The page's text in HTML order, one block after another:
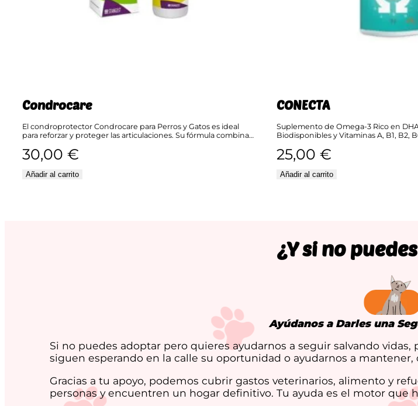
Condrocare
El condroprotector Condrocare para Perros y Gatos es ideal
para reforzar y proteger las articulaciones. Su fórmula combina…
30,00 €
Añadir al carrito
CONECTA
Suplemento de Omega-3 Rico en
Biodisponibles y Vitaminas A, B1, B2,
25,00 €
Añadir al carrito
¿Y si no
Ayúdanos a Darles una
Si no puedes adoptar pero quieres ayudarnos a seguir salvando
siguen esperando en la calle su oportunidad o ayudarnos a
Gracias a tu apoyo, podemos cubrir gastos veterinarios, alimento y
personas y encuentren un hogar definitivo. Tu ayuda es el motor que